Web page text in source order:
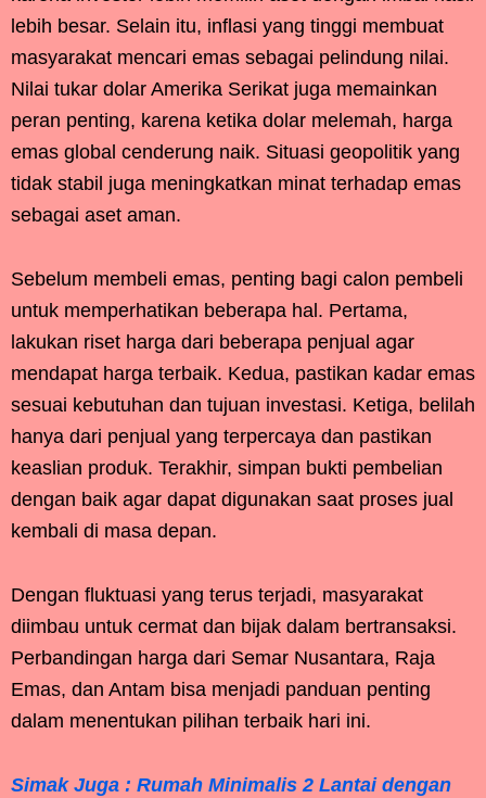
lebih besar. Selain itu, inflasi yang tinggi membuat
masyarakat mencari emas sebagai pelindung nilai.
Nilai tukar dolar Amerika Serikat juga memainkan
peran penting, karena ketika dolar melemah, harga
emas global cenderung naik. Situasi geopolitik yang
tidak stabil juga meningkatkan minat terhadap emas
sebagai aset aman.
Sebelum membeli emas, penting bagi calon pembeli
untuk memperhatikan beberapa hal. Pertama,
lakukan riset harga dari beberapa penjual agar
mendapat harga terbaik. Kedua, pastikan kadar emas
sesuai kebutuhan dan tujuan investasi. Ketiga, belilah
hanya dari penjual yang terpercaya dan pastikan
keaslian produk. Terakhir, simpan bukti pembelian
dengan baik agar dapat digunakan saat proses jual
kembali di masa depan.
Dengan fluktuasi yang terus terjadi, masyarakat
diimbau untuk cermat dan bijak dalam bertransaksi.
Perbandingan harga dari Semar Nusantara, Raja
Emas, dan Antam bisa menjadi panduan penting
dalam menentukan pilihan terbaik hari ini.
Simak Juga : Rumah Minimalis 2 Lantai dengan